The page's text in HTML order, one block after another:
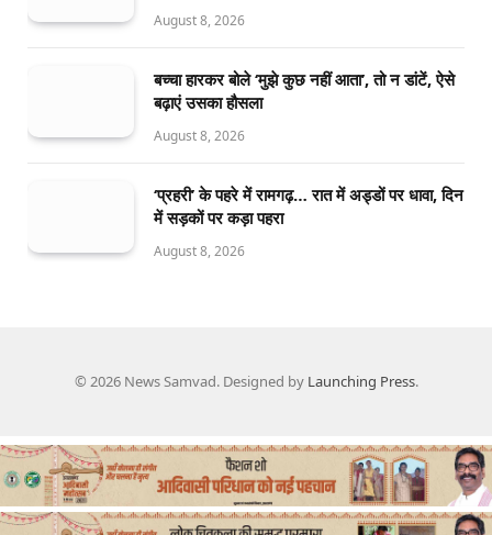
August 8, 2026
बच्चा हारकर बोले ‘मुझे कुछ नहीं आता’, तो न डांटें, ऐसे
बढ़ाएं उसका हौसला
August 8, 2026
‘प्रहरी’ के पहरे में रामगढ़… रात में अड्डों पर धावा, दिन
में सड़कों पर कड़ा पहरा
August 8, 2026
© 2026 News Samvad. Designed by Launching Press.